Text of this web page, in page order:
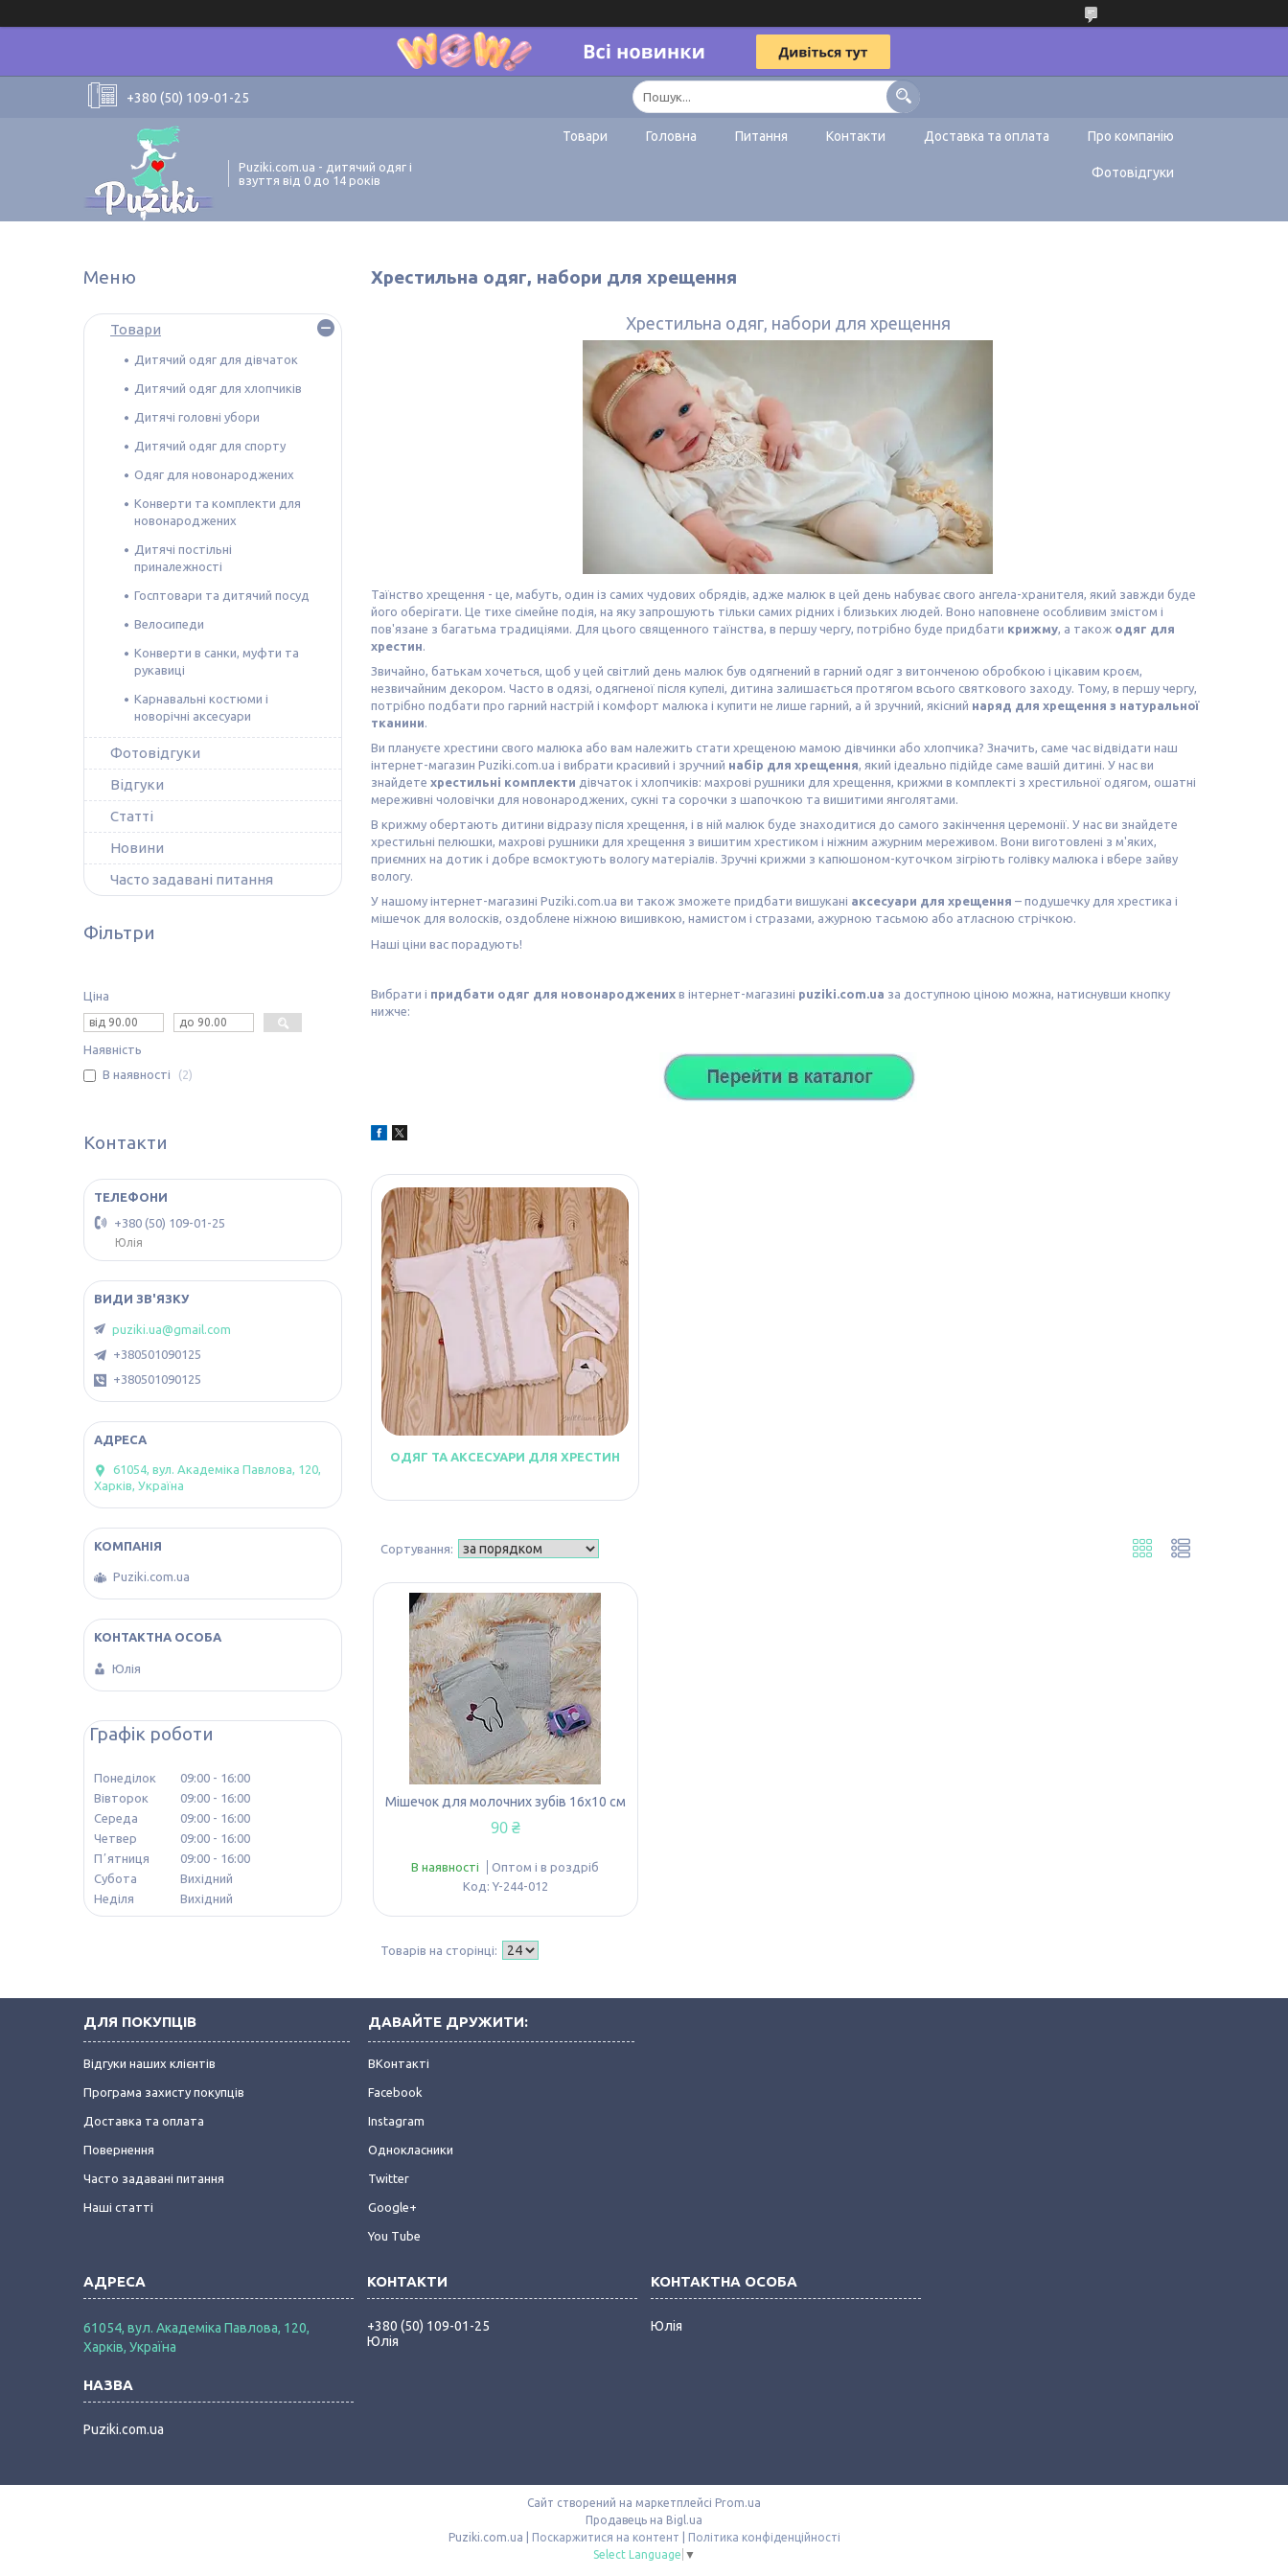
+380 (50) 109-01-25
Puziki.com.ua - дитячий одяг і
взуття від 0 до 14 років
Товари Головна Питання Контакти Доставка та оплата Про компанію
Фотовідгуки
Хрестильна одяг, набори для хрещення
Хрестильна одяг, набори для хрещення
Таїнство хрещення - це, мабуть, один із самих чудових обрядів, адже малюк в цей день набуває свого ангела-хранителя, який завжди буде
його оберігати. Це тихе сімейне подія, на яку запрошують тільки самих рідних і близьких людей. Воно наповнене особливим змістом і
пов'язане з багатьма традиціями. Для цього священного таїнства, в першу чергу, потрібно буде придбати крижму , а також одяг для
хрестин
Звичайно, батькам хочеться, щоб у цей світлий день малюк був одягнений в гарний одяг з витонченою обробкою і цікавим кроєм,
незвичайним декором. Часто в одязі, одягненої після купелі, дитина залишається протягом всього святкового заходу. Тому, в першу чергу,
потрібно подбати про гарний настрій і комфорт малюка і купити не лише гарний, а й зручний, якісний наряд для хрещення з натуральної
тканини
Ви плануєте хрестини свого малюка або вам належить стати хрещеною мамою дівчинки або хлопчика? Значить, саме час відвідати наш
інтернет-магазин Puziki.com.ua і вибрати красивий і зручний набір для хрещення , який ідеально підійде саме вашій дитині. У нас ви
знайдете хрестильні комплекти дівчаток і хлопчиків: махрові рушники для хрещення, крижми в комплекті з хрестильної одягом, ошатні
мереживні чоловічки для новонароджених, сукні та сорочки з шапочкою та вишитими янголятами.
В крижму обертають дитини відразу після хрещення, і в ній малюк буде знаходитися до самого закінчення церемонії. У нас ви знайдете
хрестильні пелюшки, махрові рушники для хрещення з вишитим хрестиком і ніжним ажурним мереживом. Вони виготовлені з м'яких,
приємних на дотик і добре всмоктують вологу матеріалів. Зручні крижми з капюшоном-куточком зігріють голівку малюка і вбере зайву
вологу.
У нашому інтернет-магазині Puziki.com.ua ви також зможете придбати вишукані аксесуари для хрещення – подушечку для хрестика і
мішечок для волосків, оздоблене ніжною вишивкою, намистом і стразами, ажурною тасьмою або атласною стрічкою.
Наші ціни вас порадують!
Вибрати і придбати одяг для новонароджених в інтернет-магазині puziki.com.ua за доступною ціною можна, натиснувши кнопку
нижче:
ОДЯГ ТА АКСЕСУАРИ ДЛЯ ХРЕСТИН
Мішечок для молочних зубів 16х10 см
90 ₴
В наявності
Оптом і в роздріб
Y-244-012
Товари
Дитячий одяг для дівчаток
Дитячий одяг для хлопчиків
Дитячі головні убори
Дитячий одяг для спорту
Одяг для новонароджених
Конверти та комплекти для
новонароджених
Дитячі постільні
приналежності
Госптовари та дитячий посуд
Велосипеди
Конверти в санки, муфти та
рукавиці
Карнавальні костюми і
новорічні аксесуари
Фотовідгуки
Відгуки
Статті
Новини
Часто задавані питання
Фільтри
Ціна
Наявність
В наявності
2
Контакти
+380 (50) 109-01-25
Юлія
puziki.ua@gmail.com
+380501090125
+380501090125
61054, вул. Академіка Павлова, 120,
Харків, Україна
Puziki.com.ua
Юлія
Графік роботи
Понеділок 09:00
16:00
Вівторок
09:00
16:00
Середа
09:00
16:00
Четвер
09:00
16:00
Пʼятниця
09:00
16:00
Субота
Вихідний
Неділя
Вихідний
ДЛЯ ПОКУПЦІВ
Відгуки наших клієнтів
Програма захисту покупців
Доставка та оплата
Повернення
Часто задавані питання
Наші статті
ДАВАЙТЕ ДРУЖИТИ:
ВКонтакті
Facebook
Instagram
Однокласники
Twitter
Google+
You Tube
61054, вул. Академіка Павлова, 120,
Харків, Україна
Puziki.com.ua
+380 (50) 109-01-25
Юлія
Юлія
Сайт створений на маркетплейсі Prom.ua
Продавець на Bigl.ua
Поскаржитися на контент
Політика конфіденційності
Select Language ▼